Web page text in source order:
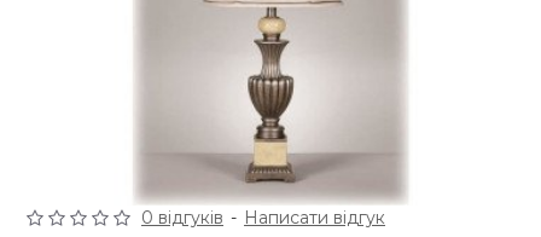
0 відгуків - Написати відгук